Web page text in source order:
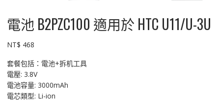
電池 B2PZC100 適用於 HTC U11/U-3U
NT$ 468
套餐包括：電池+拆机工具
電壓: 3.8V
電池容量: 3000mAh
電芯類型: Li-ion